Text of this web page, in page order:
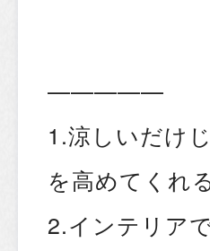
—————
1.涼しいだけ
を高めてくれ
2.インテリア